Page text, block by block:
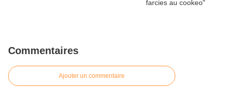
Commentaires
Ajouter un commentaire